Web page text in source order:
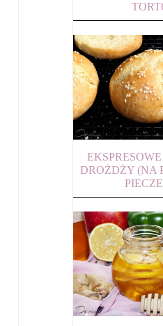
DROŻDŻY (NA